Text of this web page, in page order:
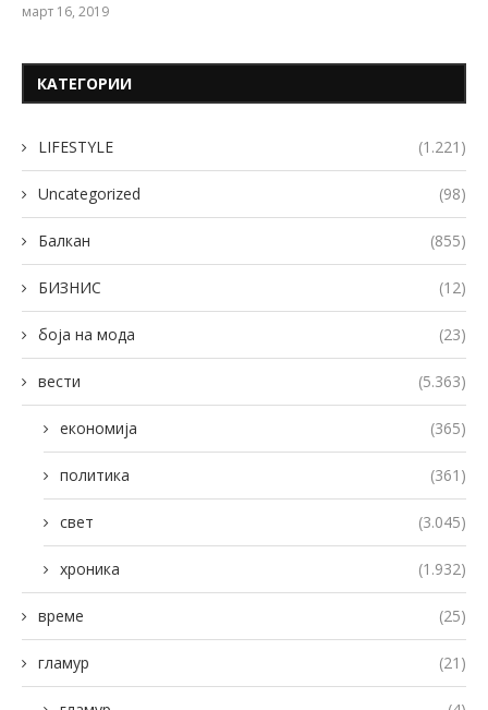
март 16, 2019
КАТЕГОРИИ
LIFESTYLE (1.221)
Uncategorized (98)
Балкан (855)
БИЗНИС (12)
боја на мода (23)
вести (5.363)
економија (365)
политика (361)
свет (3.045)
хроника (1.932)
време (25)
гламур (21)